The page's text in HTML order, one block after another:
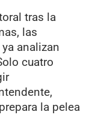
tras la
las
analizan
cuatro
la pelea